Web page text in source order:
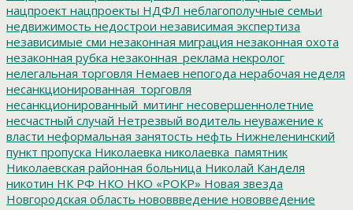
нацпроект нацпроекты НДФЛ неблагополучные семьи
недвижимость недострои независимая экспертиза
независимые сми незаконная миграция незаконная охота
незаконная рубка незаконная_реклама некролог
нелегальная торговля Немаев непогода нерабочая неделя
несанкционированная_торговля
несанкционированный_митинг несовершеннолетние
несчастный случай Нетрезвый водитель неуважение к
власти неформальная занятость нефть Нижнеленинский
пункт пропуска Николаевка николаевка_памятник
Николаевская районная больница Николай Канделя
никотин НК РФ НКО НКО «РОКР» Новая звезда
Новгородская область нововвведение нововведение